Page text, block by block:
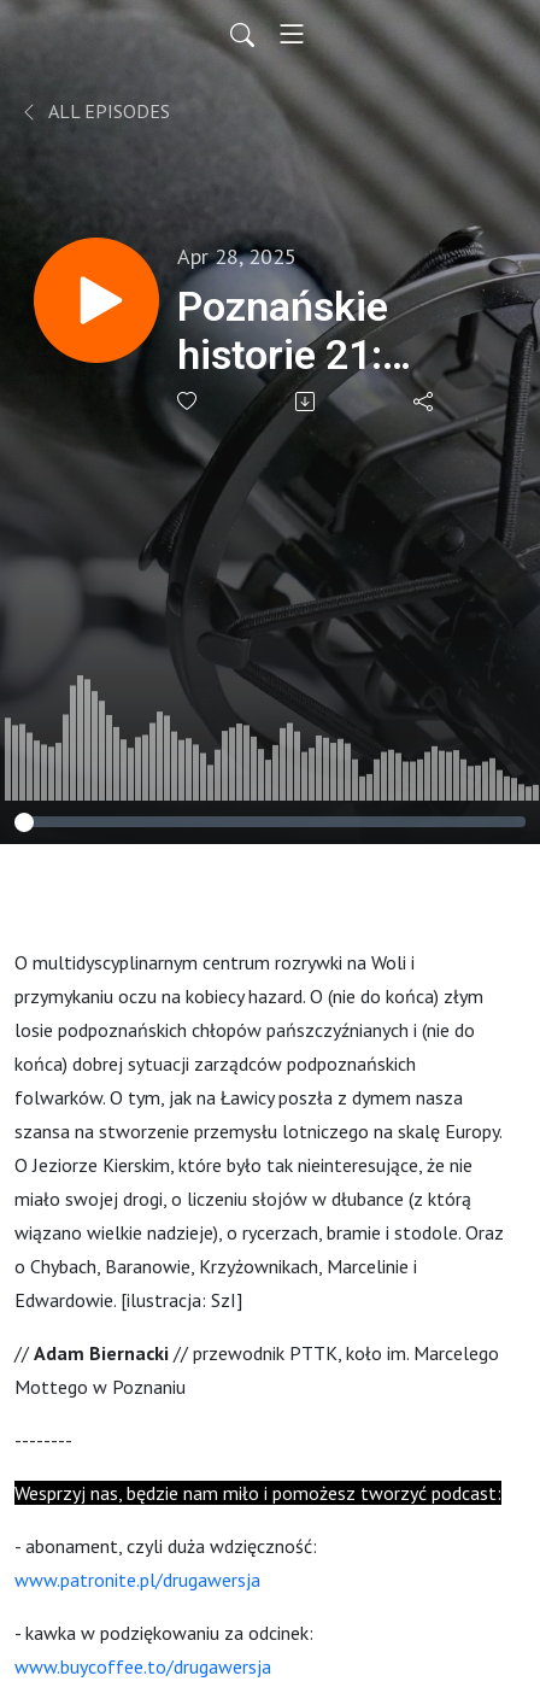
ALL EPISODES
Apr 28, 2025
Poznańskie
historie 21:
archipelag
folwarków,
wędrująca brama
i (nie) legalny
hazard, czyli
przejażdżka po
landach #188
O multidyscyplinarnym centrum rozrywki na Woli i
przymykaniu oczu na kobiecy hazard. O (nie do końca) złym
losie podpoznańskich chłopów pańszczyźnianych i (nie do
końca) dobrej sytuacji zarządców podpoznańskich
folwarków. O tym, jak na Ławicy poszła z dymem nasza
szansa na stworzenie przemysłu lotniczego na skalę Europy.
O Jeziorze Kierskim, które było tak nieinteresujące, że nie
miało swojej drogi, o liczeniu słojów w dłubance (z którą
wiązano wielkie nadzieje), o rycerzach, bramie i stodole. Oraz
o Chybach, Baranowie, Krzyżownikach, Marcelinie i
Edwardowie. [ilustracja: SzI]
// Adam Biernacki // przewodnik PTTK, koło im. Marcelego
Mottego w Poznaniu
--------
Wesprzyj nas, będzie nam miło i pomożesz tworzyć podcast:
- abonament, czyli duża wdzięczność:
www.patronite.pl/drugawersja
- kawka w podziękowaniu za odcinek:
www.buycoffee.to/drugawersja